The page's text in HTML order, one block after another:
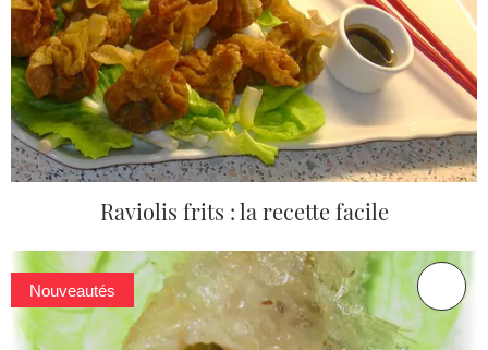
Raviolis frits : la recette facile
Nouveautés